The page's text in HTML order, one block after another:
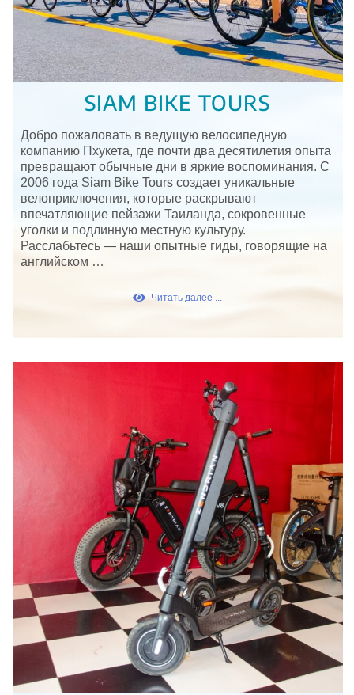
SIAM BIKE TOURS
Добро пожаловать в ведущую велосипедную
компанию Пхукета, где почти два десятилетия опыта
превращают обычные дни в яркие воспоминания. С
2006 года Siam Bike Tours создает уникальные
велоприключения, которые раскрывают
впечатляющие пейзажи Таиланда, сокровенные
уголки и подлинную местную культуру.
Расслабьтесь — наши опытные гиды, говорящие на
английском …
Читать далее ...